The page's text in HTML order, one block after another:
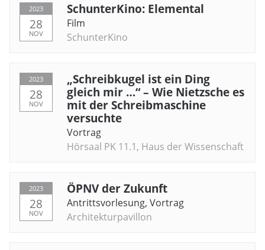
2023
28
NOV
SchunterKino: Elemental
Film
SchunterKino
2023
28
NOV
„Schreibkugel ist ein Ding
gleich mir …“ – Wie Nietzsche es
mit der Schreibmaschine
versuchte
Vortrag
Hörsaal PK 11.1, Haus der Wissenschaft
2023
28
NOV
ÖPNV der Zukunft
Antrittsvorlesung, Vortrag
Architekturpavillon